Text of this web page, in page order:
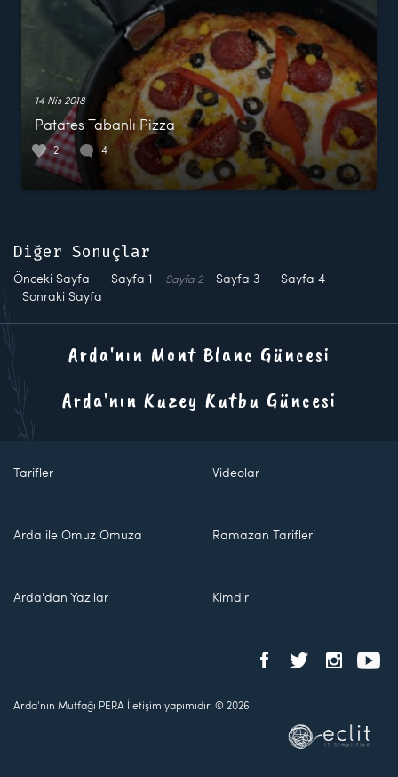
14 Nis 2018
Patates Tabanlı Pizza
2 4
Diğer Sonuçlar
Önceki Sayfa Sayfa 1 Sayfa 2 Sayfa 3 Sayfa 4
Sonraki Sayfa
Arda'nın Mont Blanc Güncesi
Arda'nın Kuzey Kutbu Güncesi
Tarifler Videolar
Arda ile Omuz Omuza Ramazan Tarifleri
Arda'dan Yazılar Kimdir
Arda'nın Mutfağı PERA İletişim yapımıdır. © 2026